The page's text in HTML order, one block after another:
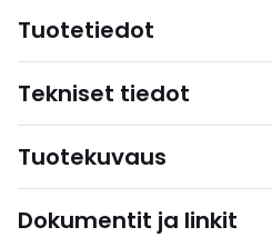
Tuotetiedot
Tekniset tiedot
Tuotekuvaus
Dokumentit ja linkit